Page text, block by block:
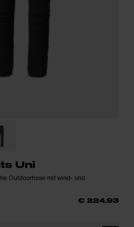
Uni
Outdoorhose mit wind- und
€ 224,93